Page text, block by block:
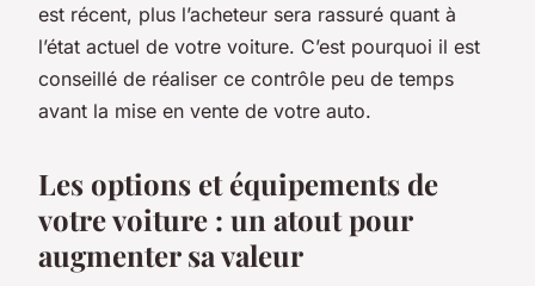
est récent, plus l’acheteur sera rassuré quant à
l’état actuel de votre voiture. C’est pourquoi il est
conseillé de réaliser ce contrôle peu de temps
avant la mise en vente de votre auto.
Les options et équipements de
votre voiture : un atout pour
augmenter sa valeur